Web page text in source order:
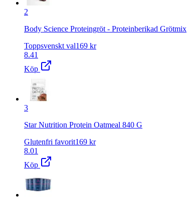
2
Body Science Proteingröt ‐ Proteinberikad Grötmix
Toppsvenskt val169 kr
8.41
Köp
3
Star Nutrition Protein Oatmeal 840 G
Glutenfri favorit169 kr
8.01
Köp